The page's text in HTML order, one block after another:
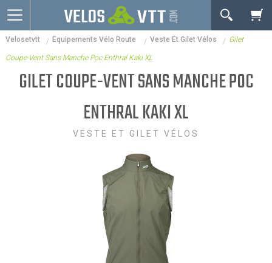
OK
Connexion / inscription
VTT
Vélos urbains & Fitness
Occasions - Reconditionnés
Votre Panier Est Désert
Votre panier est là pour vous servir. Donnez-lui un
but ! C'est un lieu temporaire où est stockée une
liste de vos produits et où se reflète le prix le plus
Velosetvtt Equipements Vélo Route Veste Et Gilet Vélos Gilet
Coupe-Vent Sans Manche Poc Enthral Kaki XL
GILET COUPE-VENT SANS MANCHE POC
ENTHRAL KAKI XL
VESTE ET GILET VÉLOS